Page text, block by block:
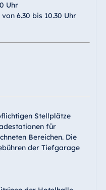
Uhr
6.30 bis 10.30 Uhr
Stellplätze
für
Bereichen. Die
der Tiefgarage